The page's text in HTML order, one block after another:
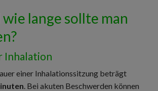
lange sollte man
Inhalation
einer Inhalationssitzung beträgt
. Bei akuten Beschwerden können